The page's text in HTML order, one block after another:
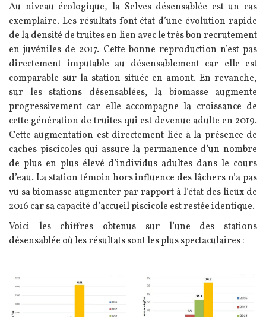
Au niveau écologique, la Selves désensablée est un cas
exemplaire. Les résultats font état d’une évolution rapide
de la densité de truites en lien avec le très bon recrutement
en juvéniles de 2017. Cette bonne reproduction n’est pas
directement imputable au désensablement car elle est
comparable sur la station située en amont. En revanche,
sur les stations désensablées, la biomasse augmente
progressivement car elle accompagne la croissance de
cette génération de truites qui est devenue adulte en 2019.
Cette augmentation est directement liée à la présence de
caches piscicoles qui assure la permanence d’un nombre
de plus en plus élevé d’individus adultes dans le cours
d’eau. La station témoin hors influence des lâchers n’a pas
vu sa biomasse augmenter par rapport à l’état des lieux de
2016 car sa capacité d’accueil piscicole est restée identique.
Voici les chiffres obtenus sur l’une des stations
désensablée où les résultats sont les plus spectaculaires :
Image